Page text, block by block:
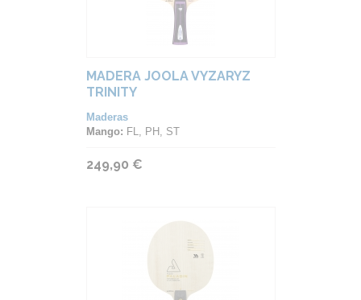
MADERA JOOLA VYZARYZ
TRINITY
Maderas
Mango: FL, PH, ST
249,90 €